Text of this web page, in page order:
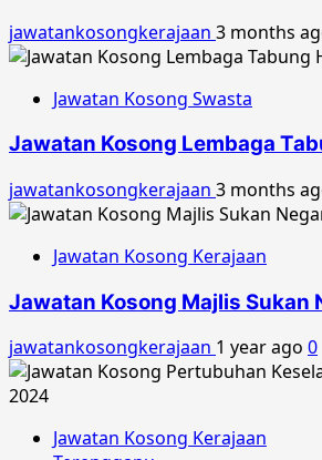
jawatankosongkerajaan 3 months
Jawatan Kosong Swasta
Jawatan Kosong Lembaga
jawatankosongkerajaan 3 months
Jawatan Kosong Kerajaan
Jawatan Kosong Majlis Sukan
jawatankosongkerajaan 1 year ago 0
Jawatan Kosong Kerajaan